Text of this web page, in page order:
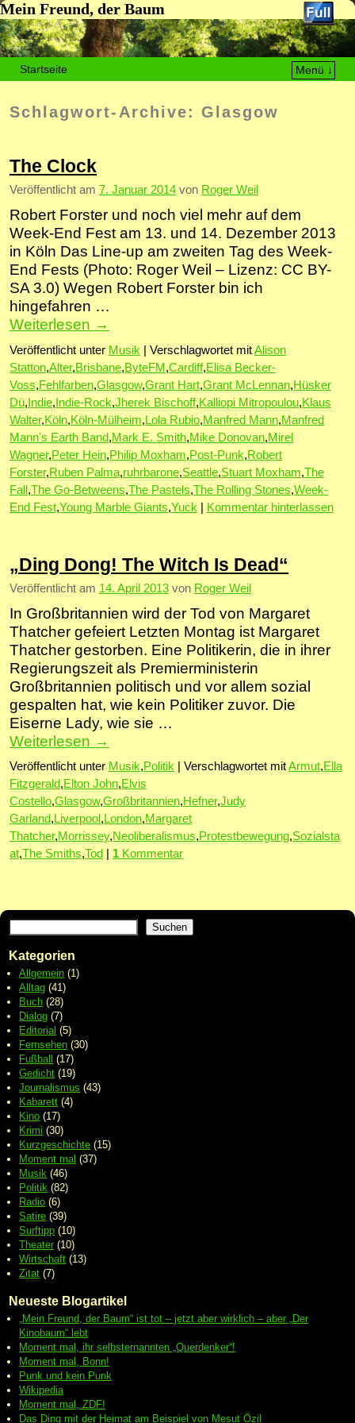
Mein Freund, der Baum
Startseite
Menü ↓
Schlagwort-Archive: Glasgow
The Clock
Veröffentlicht am 7. Januar 2014 von Roger Weil
Robert Forster und noch viel mehr auf dem
Week-End Fest am 13. und 14. Dezember 2013
in Köln Das Line-up am zweiten Tag des Week-
End Fests (Photo: Roger Weil – Lizenz: CC BY-
SA 3.0) Wegen Robert Forster bin ich
hingefahren …
Weiterlesen →
Veröffentlicht unter Musik Verschlagwortet mitAlison
Statton,Alter,Brisbane,ByteFM ,Cardiff,Elisa Becker-
Voss,Fehlfarben,Glasgow,Grant Hart,Grant McLennan,Hüsker
Dü, Indie, Indie-Rock,Jherek Bischoff,Kalliopi Mitropoulou,Klaus
Walter,Köln,Köln-Mülheim, Lola Rubio,Manfred Mann,Manfred
Mann's Earth Band,Mark E. Smith,Mike Donovan,Mirel
Wagner,Peter Hein,Philip Moxham,Post-Punk,Robert
Forster,Ruben Palma,ruhrbarone,Seattle,Stuart Moxham,The
Fall ,The Go-Betweens,The Pastels,The Rolling Stones,Week-
End Fest,Young Marble Giants,Yuck Kommentar hinterlassen
„Ding Dong! The Witch Is Dead“
Veröffentlicht am 14. April 2013 von Roger Weil
In Großbritannien wird der Tod von Margaret
Thatcher gefeiert Letzten Montag ist Margaret
Thatcher gestorben. Eine Politikerin, die in ihrer
Regierungszeit als Premierministerin
Großbritannien politisch und vor allem sozial
gespalten hat, wie kein Politiker zuvor. Die
Eiserne Lady, wie sie …
Weiterlesen →
Veröffentlicht unter Musik,Politik Verschlagwortet mitArmut,Ella
Fitzgerald,Elton John,Elvis
Costello,Glasgow,Großbritannien,Hefner,Judy
Garland,Liverpool ,London,Margaret
Thatcher,Morrissey,Neoliberalismus,Protestbewegung,Sozialsta
at,The Smiths,Tod 1 Kommentar
Suchen
Kategorien
Allgemein (1)
Alltag (41)
Buch (28)
Dialog (7)
Editorial (5)
Fernsehen (30)
Fußball
(17)
Gedicht (19)
Journalismus (43)
Kabarett (4)
Kino (17)
Krimi (30)
Kurzgeschichte (15)
Moment mal (37)
Musik (46)
Politik (82)
Radio (6)
Satire (39)
Surftipp (10)
Theater (10)
Wirtschaft (13)
Zitat (7)
Neueste Blogartikel
„Mein Freund, der Baum“ ist tot – jetzt aber wirklich – aber „Der
Kinobaum“ lebt
Moment mal, ihr selbsternannten „Querdenker“!
Moment mal, Bonn!
Punk und kein Punk
Wikipedia
Moment mal, ZDF!
Das Ding mit der Heimat am Beispiel von Mesut Özil